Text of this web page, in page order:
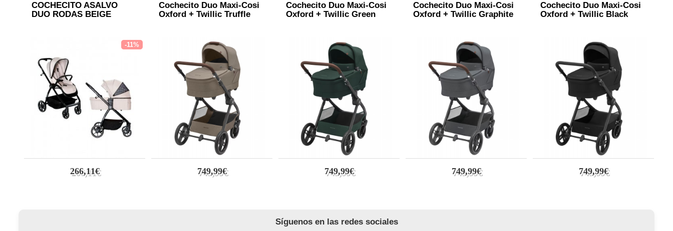
COCHECITO ASALVO
DUO RODAS BEIGE
-11%
266,11€
Cochecito Duo Maxi-Cosi
Oxford + Twillic Truffle
749,99€
Cochecito Duo Maxi-Cosi
Oxford + Twillic Green
749,99€
Cochecito Duo Maxi-Cosi
Oxford + Twillic Graphite
749,99€
Cochecito Duo Maxi-Cosi
Oxford + Twillic Black
749,99€
Síguenos en las redes sociales